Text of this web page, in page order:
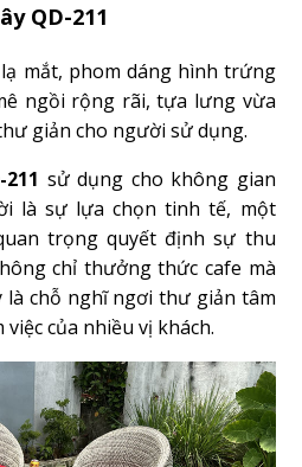
QD-211
mắt, phom dáng hình trứng
ngồi rộng rãi, tựa lưng vừa
giản cho người sử dụng.
sử dụng cho không gian
là sự lựa chọn tinh tế, một
trọng quyết định sự thu
chỉ thưởng thức cafe mà
là chỗ nghĩ ngơi thư giản tâm
của nhiều vị khách.